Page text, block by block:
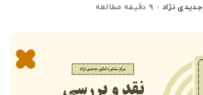
جدیدی نژاد 9 دقیقه مطالعه